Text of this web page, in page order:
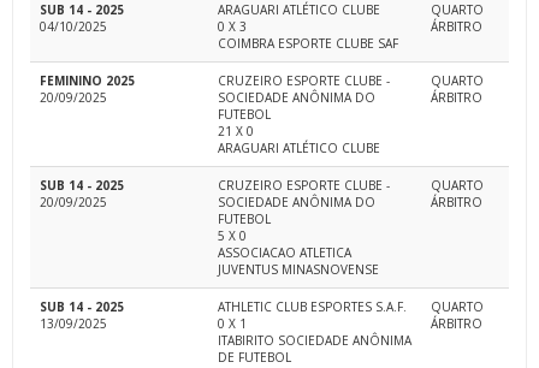
SUB 14 - 2025
04/10/2025
ARAGUARI ATLÉTICO CLUBE
0 X 3
COIMBRA ESPORTE CLUBE SAF
QUARTO
ÁRBITRO
FEMININO 2025
20/09/2025
CRUZEIRO ESPORTE CLUBE -
SOCIEDADE ANÔNIMA DO
FUTEBOL
21 X 0
ARAGUARI ATLÉTICO CLUBE
QUARTO
ÁRBITRO
SUB 14 - 2025
20/09/2025
CRUZEIRO ESPORTE CLUBE -
SOCIEDADE ANÔNIMA DO
FUTEBOL
5 X 0
ASSOCIACAO ATLETICA
JUVENTUS MINASNOVENSE
QUARTO
ÁRBITRO
SUB 14 - 2025
13/09/2025
ATHLETIC CLUB ESPORTES S.A.F.
0 X 1
ITABIRITO SOCIEDADE ANÔNIMA
DE FUTEBOL
QUARTO
ÁRBITRO